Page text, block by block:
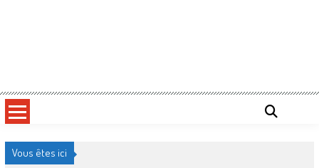
Vous êtes ici